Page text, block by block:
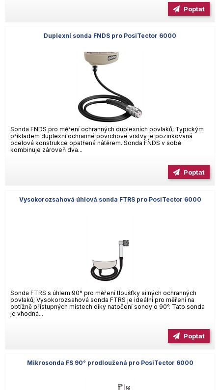
Poptat
Duplexní sonda FNDS pro PosiTector 6000
Sonda FNDS pro měření ochranných duplexních povlaků; Typickým
příkladem duplexní ochranné povrchové vrstvy je pozinkovaná
ocelová konstrukce opatřená nátěrem. Sonda FNDS v sobě
kombinuje zároveň dva...
Poptat
Vysokorozsahová úhlová sonda FTRS pro PosiTector 6000
Sonda FTRS s úhlem 90° pro měření tloušťky silných ochranných
povlaků; Vysokorozsahová sonda FTRS je ideální pro měření na
obtížně přístupných místech díky natočení sondy o 90°. Tato sonda
je vhodná...
Poptat
Mikrosonda FS 90° prodloužená pro PosiTector 6000